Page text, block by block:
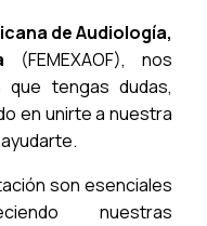
de Audiología,
(FEMEXAOF), nos
tengas dudas,
en unirte a nuestra
son esenciales
nuestras